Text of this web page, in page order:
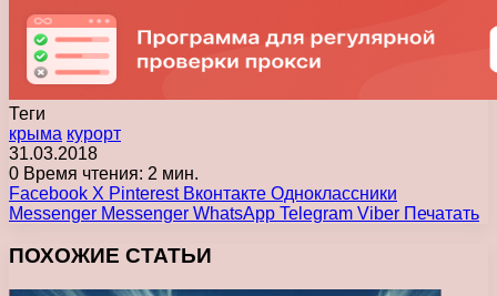
Теги
крыма курорт
31.03.2018
0 Время чтения: 2 мин.
Facebook X Pinterest Вконтакте Одноклассники
Messenger Messenger WhatsApp Telegram Viber Печатать
ПОХОЖИЕ СТАТЬИ